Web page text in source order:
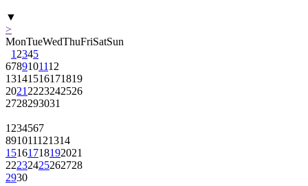
▼
>
MonTueWedThuFriSatSun
1 2345
6789101112
13141516171819
2021 2223242526
2728293031
1 234567
891011121314
15161718192021
22232425262728
2930